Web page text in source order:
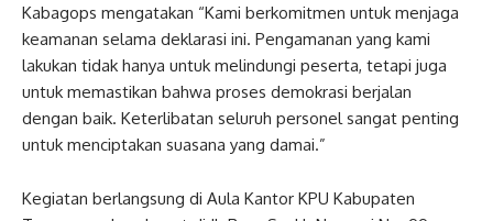
Kabagops mengatakan “Kami berkomitmen untuk menjaga
keamanan selama deklarasi ini. Pengamanan yang kami
lakukan tidak hanya untuk melindungi peserta, tetapi juga
untuk memastikan bahwa proses demokrasi berjalan
dengan baik. Keterlibatan seluruh personel sangat penting
untuk menciptakan suasana yang damai.”
Kegiatan berlangsung di Aula Kantor KPU Kabupaten